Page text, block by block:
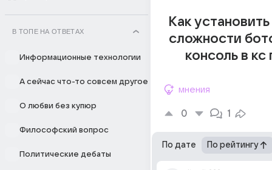
В ТОПЕ НА ОТВЕТАХ
Информационные технологии
А сейчас что-то совсем другое
О любви без купюр
Философский вопрос
Политические дебаты
Как
сложности
консоль в кс
мнения
0 1
По дате По рейтингу